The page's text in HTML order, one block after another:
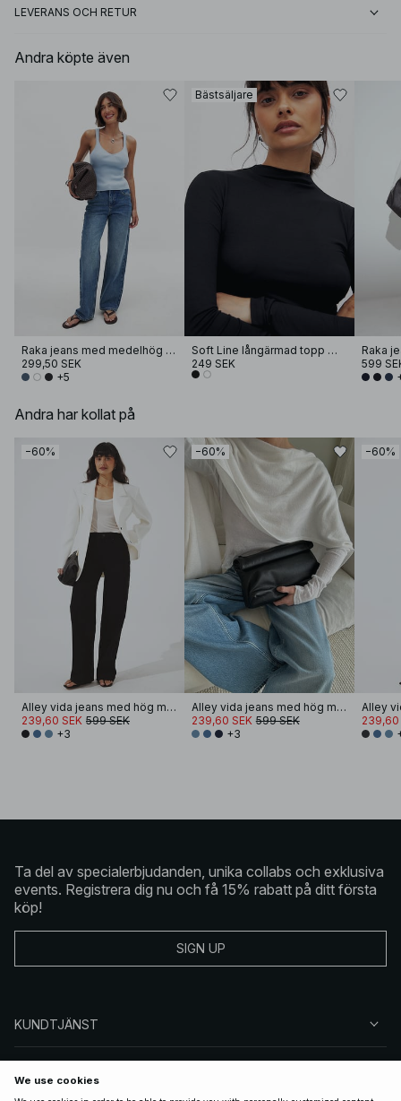
LEVERANS OCH RETUR
Andra köpte även
Raka jeans med medelhög midja
299,50 SEK
+5
Bästsäljare
Soft Line långärmad topp med tratthals
249 SEK
Raka
599
Andra har kollat på
−60%
Alley vida jeans med hög midja
239,60 SEK 599 SEK
+3
−60%
Alley vida jeans med hög midja
239,60 SEK 599 SEK
+3
−60%
239,60
Ta del av specialerbjudanden, unika collabs och exklusiva
events. Registrera dig nu och få 15% rabatt på ditt första
köp!
SIGN UP
KUNDTJÄNST